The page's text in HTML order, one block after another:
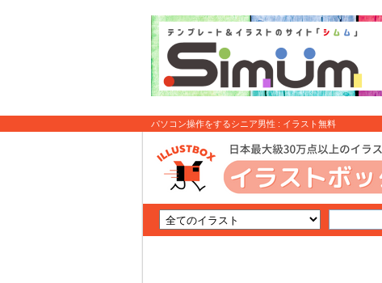
パソコン操作をするシニア男性 : イラスト無料